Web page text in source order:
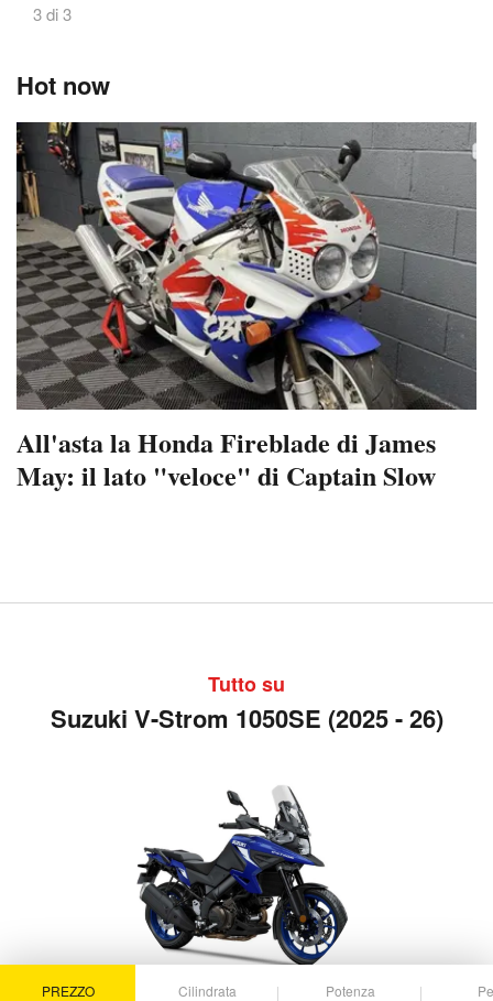
3 di 3
Hot now
All'asta la Honda Fireblade di James
May: il lato "veloce" di Captain Slow
Tutto su
Suzuki V-Strom 1050SE (2025 - 26)
PREZZO Cilindrata Potenza